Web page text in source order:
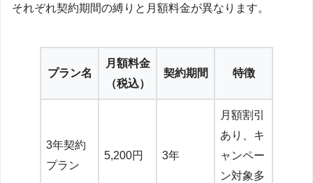
それぞれ契約期間の縛りと月額料金が異なります。
プラン名
月額料金
（税込）
契約期間 特徴
3年契約
プラン
5,200円 3年
月額割引
あり、キ
ャンペー
ン対象多